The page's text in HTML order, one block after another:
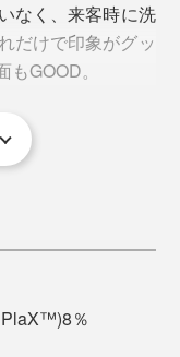
やキッチン、洗面
ルとして最適。速
＞
の刺繍が施され、
もっとこうだった
作を重ねて、イメ
ざわり・耐久性、
理想がカタチにな
1cm角のタオル片
をクリアしていま
なく、来客時に洗
だけで印象がグッ
GOOD。
PlaX™)8％